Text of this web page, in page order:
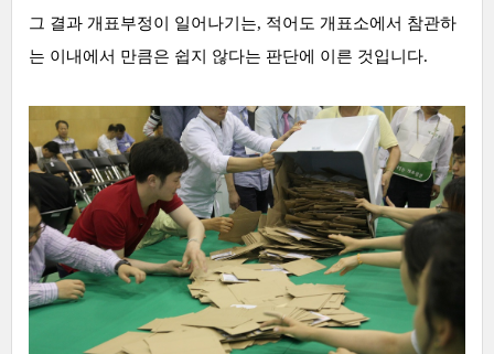
그 결과 개표부정이 일어나기는, 적어도 개표소에서 참관하
는 이내에서 만큼은 쉽지 않다는 판단에 이른 것입니다.